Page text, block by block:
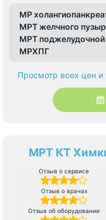
МР
МРТ желчного
МРТ
МРХПГ
Просмотр всех цен и
МРТ КТ
Отзыв о сервисе
Отзыв о врачах
Отзыв об оборудовании